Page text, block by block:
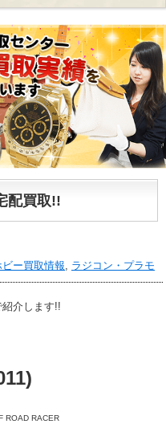
買取!!
ビー買取情報, ラジコン・プラモ
介します!!
ROAD RACER